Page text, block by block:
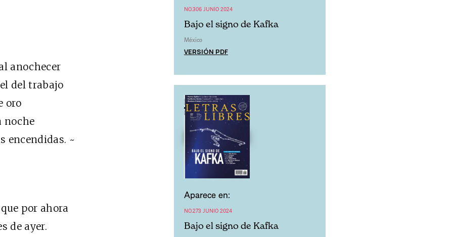
anochecer
del trabajo
oro
noche
encendidas. ~
por ahora
de ayer.
NO.306 JUNIO 2024
Bajo el signo de Kafka
México
VERSIÓN PDF
Aparece en:
NO.273 JUNIO 2024
Bajo el signo de Kafka